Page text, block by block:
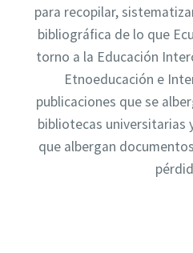
para recopilar,
bibliográfica de lo que
torno a la Educación
Etnoeducación e
publicaciones que se
bibliotecas universitarias
que albergan